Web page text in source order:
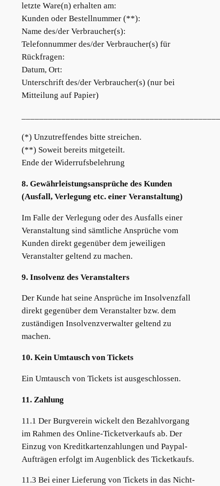
letzte Ware(n) erhalten am:
Kunden oder Bestellnummer (**):
Name des/der Verbraucher(s):
Telefonnummer des/der Verbraucher(s) für
Rückfragen:
Datum, Ort:
Unterschrift des/der Verbraucher(s) (nur bei
Mitteilung auf Papier)
(*) Unzutreffendes bitte streichen.
(**) Soweit bereits mitgeteilt.
Ende der Widerrufsbelehrung
8. Gewährleistungsansprüche des Kunden
(Ausfall, Verlegung etc. einer Veranstaltung)
Im Falle der Verlegung oder des Ausfalls einer
Veranstaltung sind sämtliche Ansprüche vom
Kunden direkt gegenüber dem jeweiligen
Veranstalter geltend zu machen.
9. Insolvenz des Veranstalters
Der Kunde hat seine Ansprüche im Insolvenzfall
direkt gegenüber dem Veranstalter bzw. dem
zuständigen Insolvenzverwalter geltend zu
machen.
10. Kein Umtausch von Tickets
Ein Umtausch von Tickets ist ausgeschlossen.
11. Zahlung
11.1 Der Burgverein wickelt den Bezahlvorgang
im Rahmen des Online-Ticketverkaufs ab. Der
Einzug von Kreditkartenzahlungen und Paypal-
Aufträgen erfolgt im Augenblick des Ticketkaufs.
11.3 Bei einer Lieferung von Tickets in das Nicht-